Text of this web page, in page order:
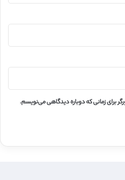
برای زمانی که دوباره دیدگاهی می‌نویسم.